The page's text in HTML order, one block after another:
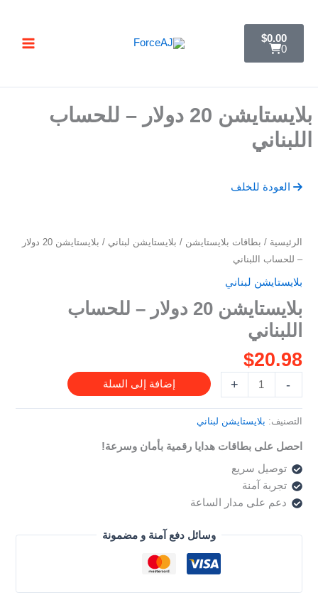
إلى
المحتوى
$0.00
0
a
r
t
بلايستايشن 20 دولار – للحساب
اللبناني
العودة للخلف
الرئيسية / بطاقات بلايستايشن / بلايستايشن لبناني
/ بلايستايشن 20 دولار
– للحساب اللبناني
بلايستايشن لبناني
بلايستايشن 20 دولار – للحساب
اللبناني
$20.98
-
كمية
بلايستايشن
20
–
للحساب
اللبناني
+ إضافة إلى السلة
التصنيف: بلايستايشن لبناني
احصل على بطاقات هدايا رقمية بأمان وسرعة!
توصيل سريع
تجربة آمنة
دعم على مدار الساعة
وسائل دفع آمنة و مضمونة
جرب ForceAJ الآن 🚀